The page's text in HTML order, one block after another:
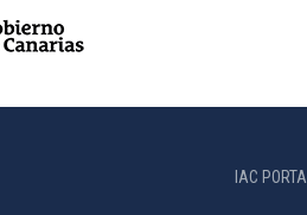
IAC PORTAL